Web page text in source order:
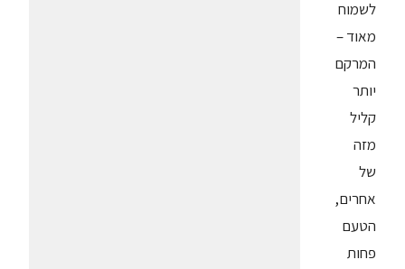
לשמוח
מאוד –
המרקם
יותר
קליל
מזה
של
אחרים,
הטעם
פחות